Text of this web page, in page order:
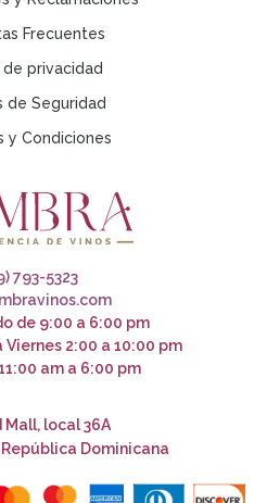
Frecuentes
de privacidad
de Seguridad
y Condiciones
793-5323
de 9:00 a 6:00 pm
2:00 a 10:00 pm
am a 6:00 pm
Mall, local 36A
Dominicana